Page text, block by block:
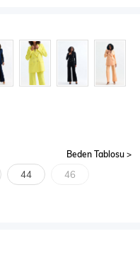
Crop & Büstiyer
Beden Tablosu
44 46